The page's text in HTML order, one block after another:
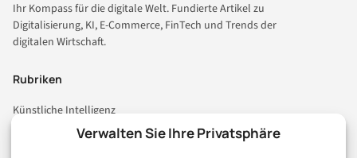
Verwalten Sie Ihre Privatsphäre
Ihr Kompass für die digitale Welt. Fundierte Artikel zu
Digitalisierung, KI, E-Commerce, FinTech und Trends der
digitalen Wirtschaft.
Rubriken
Künstliche Intelligenz
Technologie & IT